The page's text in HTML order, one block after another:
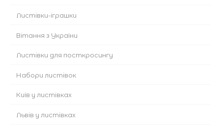
Листівки-іграшки
Вітання з України
Листівки для посткросингу
Набори листівок
Київ у листівках
Львів у листівках